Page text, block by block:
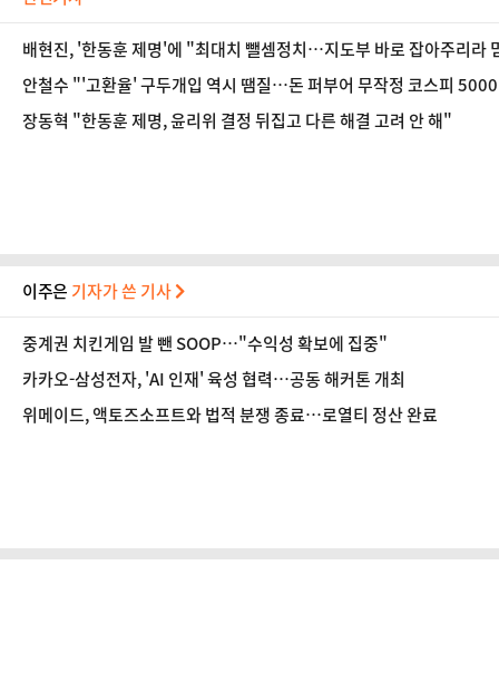
배현진, '한동훈 제명'에 "최대치 뺄셈정치…지도부 바로 잡아주리라
안철수 "'고환율' 구두개입 역시 땜질…돈 퍼부어 무작정 코스피
장동혁 "한동훈 제명, 윤리위 결정 뒤집고 다른 해결 고려 안 해"
이주은 기자가 쓴 기사
중계권 치킨게임 발 뺀 SOOP…"수익성 확보에 집중"
카카오-삼성전자, 'AI 인재' 육성 협력…공동 해커톤 개최
위메이드, 액토즈소프트와 법적 분쟁 종료…로열티 정산 완료